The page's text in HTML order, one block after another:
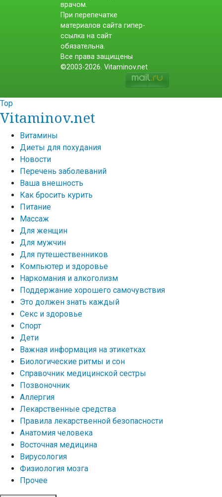
врачом.
При перепечатке
материалов сайта гипер-
ссылка на сайт
обязательна.
Все права защищены
©2003-2026. Vitaminov.net
Top
Vitaminov.net
Витамины
Диеты для похудания
Новости
Перечень заболеваний
Ваша внешность
Как бросить курить
Питание
Массаж
Для женщин
Для мужчин
Для путешественников
Компьютер и здоровье
Наркомания и алкоголизм
Поддержание хорошего самочувствия
Это должен знать каждый
Секс и здоровье
Спорт
Дети
Важная информация на этикетках
Биологические ритмы и сон
Справочник медицинской сестры
Позвоночник
Аллергия
Лекарственные средства
Правила лекарственной безопасности
Aнатомия человека
Восточная медицина
Вирусология
Физиология мозга
Прочее